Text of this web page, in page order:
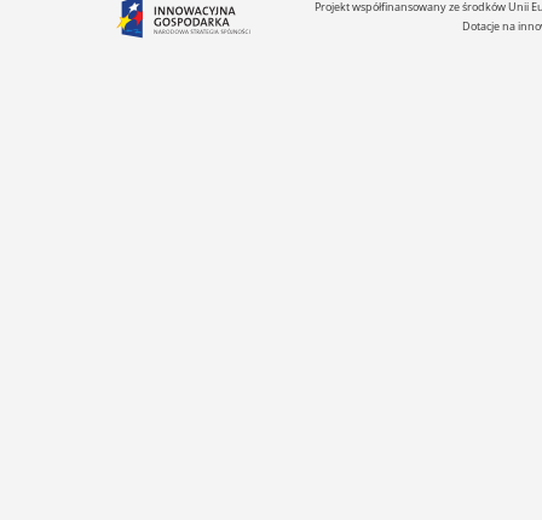
Projekt współfinansowany ze środków Unii
Dotacje na